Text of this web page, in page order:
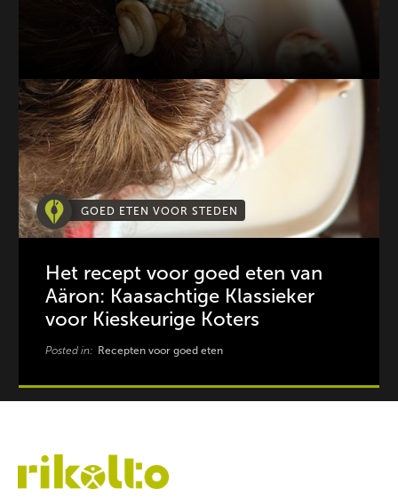
GOED ETEN VOOR STEDEN
Het recept voor goed eten van
Aäron: Kaasachtige Klassieker
voor Kieskeurige Koters
Posted in: Recepten voor goed eten